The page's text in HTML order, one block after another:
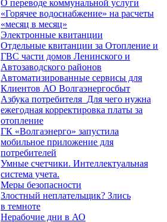
О переводе коммунальной услуги
«Горячее водоснабжение» на расчеты
«месяц в месяц»
Электронные квитанции
Отдельные квитанции за Отопление и
ГВС части домов Ленинского и
Автозаводского районов
Автоматизированные сервисы для
Клиентов АО Волгаэнергосбыт
Азбука потребителя_Для чего нужна
ежегодная корректировка платы за
отопление
ГК «Волгаэнерго» запустила
мобильное приложение для
потребителей
Умные счетчики. Интеллектуальная
система учета.
Меры безопасности
Злостный неплательщик? Злись
в темноте
Нерабочие дни в АО